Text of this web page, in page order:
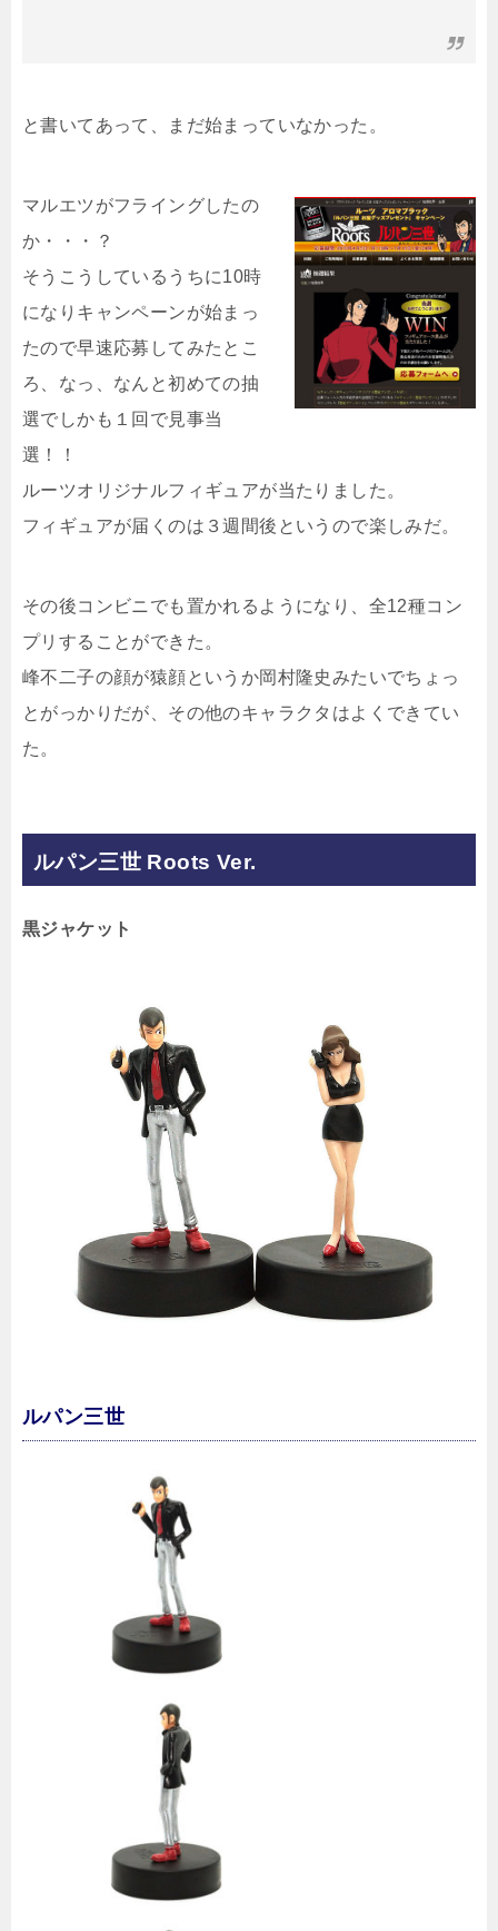
と書いてあって、まだ始まっていなかった。
マルエツがフライングしたの
か・・・？
そうこうしているうちに10時
になりキャンペーンが始まっ
たので早速応募してみたとこ
ろ、なっ、なんと初めての抽
選でしかも１回で見事当
選！！
ルーツオリジナルフィギュアが当たりました。
フィギュアが届くのは３週間後というので楽しみだ。
その後コンビニでも置かれるようになり、全12種コン
プリすることができた。
峰不二子の顔が猿顔というか岡村隆史みたいでちょっ
とがっかりだが、その他のキャラクタはよくできてい
た。
ルパン三世 Roots Ver.
黒ジャケット
ルパン三世